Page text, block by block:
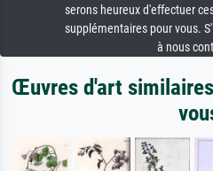
serons heureux d'effectuer
supplémentaires pour vous.
à nous
Œuvres d'art